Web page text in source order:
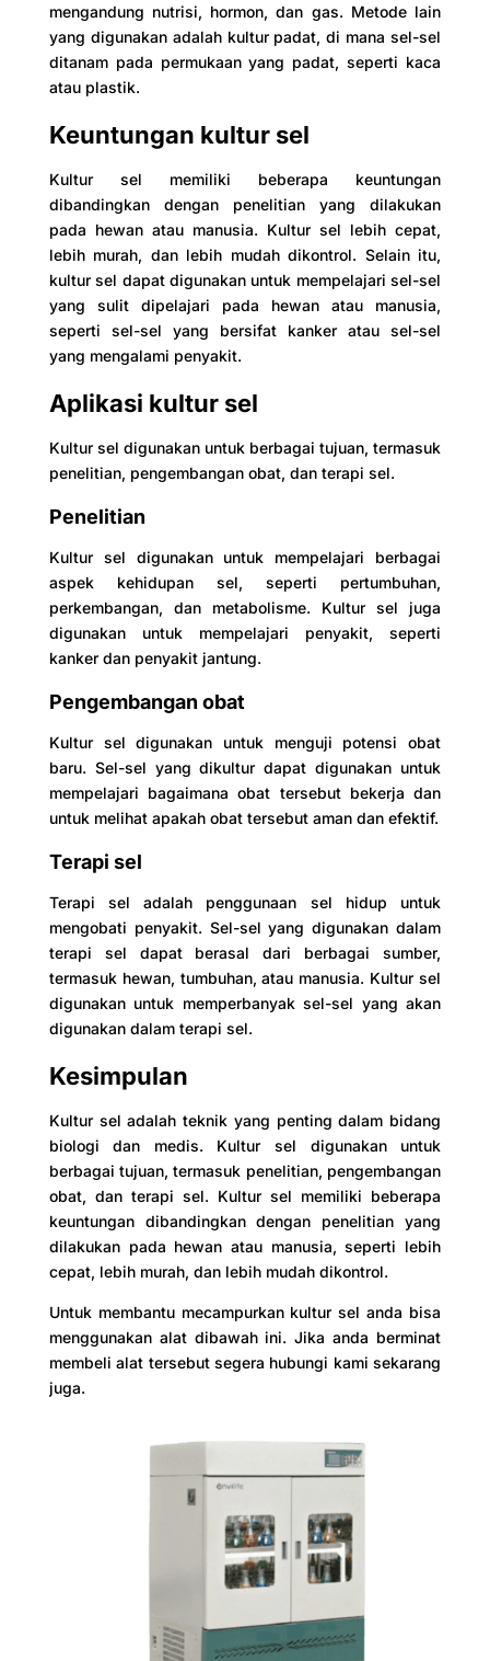
mengandung nutrisi, hormon, dan gas. Metode lain
yang digunakan adalah kultur padat, di mana sel-sel
ditanam pada permukaan yang padat, seperti kaca
atau plastik.
Keuntungan kultur sel
Kultur sel memiliki beberapa keuntungan
dibandingkan dengan penelitian yang dilakukan
pada hewan atau manusia. Kultur sel lebih cepat,
lebih murah, dan lebih mudah dikontrol. Selain itu,
kultur sel dapat digunakan untuk mempelajari sel-sel
yang sulit dipelajari pada hewan atau manusia,
seperti sel-sel yang bersifat kanker atau sel-sel
yang mengalami penyakit.
Aplikasi kultur sel
Kultur sel digunakan untuk berbagai tujuan, termasuk
penelitian, pengembangan obat, dan terapi sel.
Penelitian
Kultur sel digunakan untuk mempelajari berbagai
aspek kehidupan sel, seperti pertumbuhan,
perkembangan, dan metabolisme. Kultur sel juga
digunakan untuk mempelajari penyakit, seperti
kanker dan penyakit jantung.
Pengembangan obat
Kultur sel digunakan untuk menguji potensi obat
baru. Sel-sel yang dikultur dapat digunakan untuk
mempelajari bagaimana obat tersebut bekerja dan
untuk melihat apakah obat tersebut aman dan efektif.
Terapi sel
Terapi sel adalah penggunaan sel hidup untuk
mengobati penyakit. Sel-sel yang digunakan dalam
terapi sel dapat berasal dari berbagai sumber,
termasuk hewan, tumbuhan, atau manusia. Kultur sel
digunakan untuk memperbanyak sel-sel yang akan
digunakan dalam terapi sel.
Kesimpulan
Kultur sel adalah teknik yang penting dalam bidang
biologi dan medis. Kultur sel digunakan untuk
berbagai tujuan, termasuk penelitian, pengembangan
obat, dan terapi sel. Kultur sel memiliki beberapa
keuntungan dibandingkan dengan penelitian yang
dilakukan pada hewan atau manusia, seperti lebih
cepat, lebih murah, dan lebih mudah dikontrol.
Untuk membantu mecampurkan kultur sel anda bisa
menggunakan alat dibawah ini. Jika anda berminat
membeli alat tersebut segera hubungi kami sekarang
juga.